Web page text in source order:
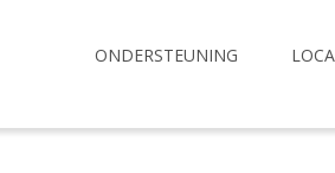
ONDERSTEUNING